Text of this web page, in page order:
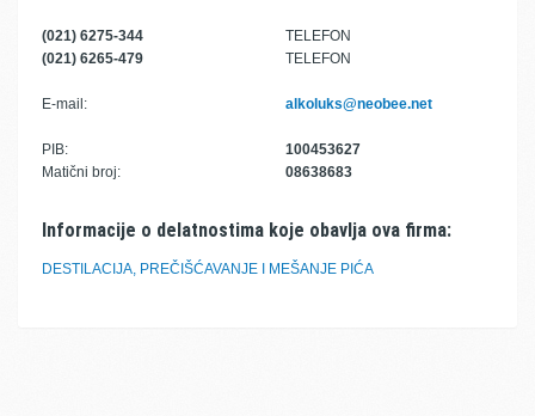
(021) 6275-344
TELEFON
(021) 6265-479
TELEFON
E-mail: alkoluks@neobee.net
PIB:
100453627
Matični broj:
08638683
Informacije o delatnostima koje obavlja ova firma:
DESTILACIJA, PREČIŠĆAVANJE I MEŠANJE PIĆA